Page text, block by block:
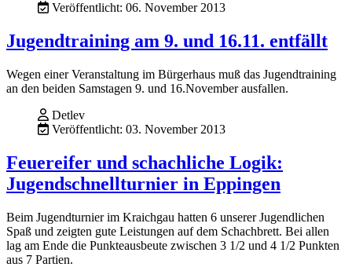
Veröffentlicht: 06. November 2013
Jugendtraining am 9. und 16.11. entfällt
Wegen einer Veranstaltung im Bürgerhaus muß das Jugendtraining
an den beiden Samstagen 9. und 16.November ausfallen.
Detlev
Veröffentlicht: 03. November 2013
Feuereifer und schachliche Logik:
Jugendschnellturnier in Eppingen
Beim Jugendturnier im Kraichgau hatten 6 unserer Jugendlichen
Spaß und zeigten gute Leistungen auf dem Schachbrett. Bei allen
lag am Ende die Punkteausbeute zwischen 3 1/2 und 4 1/2 Punkten
aus 7 Partien.